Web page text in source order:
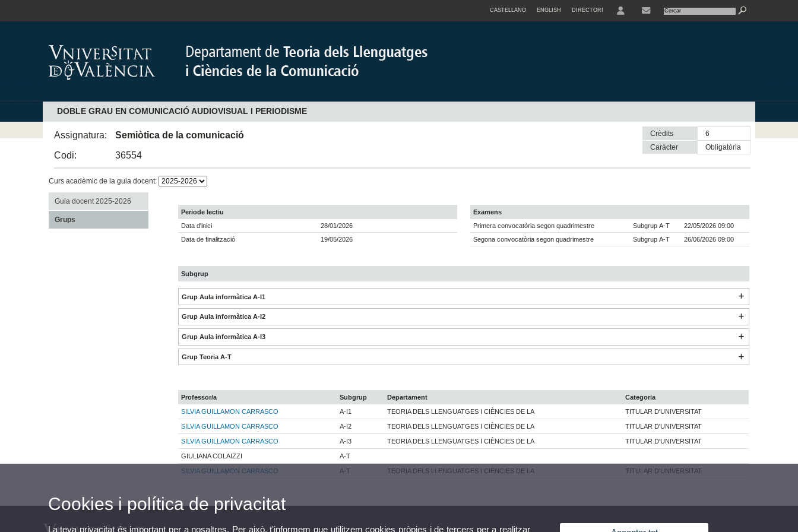
CASTELLANO ENGLISH DIRECTORI
DOBLE GRAU EN COMUNICACIÓ AUDIOVISUAL I PERIODISME
Assignatura:
Semiòtica de la comunicació
Codi:
36554
Crèdits
6
Caràcter
obligatòria
Curs acadèmic de la guia docent:
Guia docent 2025-2026
Grups
Periode lectiu
Data d'inici
28/01/2026
Data de finalització
19/05/2026
Examens
Primera convocatòria segon quadrimestre
Subgrup A-T
22/05/2026 09:00
Segona convocatòria segon quadrimestre
Subgrup A-T 26/06/2026 09:00
Subgrup
Grup Aula informàtica A-I1
Grup Aula informàtica A-I2
Grup Aula informàtica A-I3
Grup Teoria A-T
Professor/a Subgrup Departament
Categoria
SILVIA GUILLAMON CARRASCO
A-I1 TEORIA DELS LLENGUATGES I CIÈNCIES DE LA TITULAR D'UNIVERSITAT
SILVIA GUILLAMON CARRASCO A-I2 TEORIA DELS LLENGUATGES I CIÈNCIES DE LA TITULAR D'UNIVERSITAT
SILVIA GUILLAMON CARRASCO A-I3 TEORIA DELS LLENGUATGES I CIÈNCIES DE LA TITULAR D'UNIVERSITAT
GIULIANA COLAIZZI A-T
SILVIA GUILLAMON CARRASCO A-T TEORIA DELS LLENGUATGES I CIÈNCIES DE LA TITULAR D'UNIVERSITAT
Cookies i política de privacitat
La teva privacitat és important per a nosaltres. Per això, t'informem que utilitzem cookies pròpies i de tercers per a realitzar